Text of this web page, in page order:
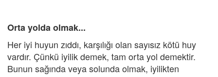
Orta yolda olmak...
Her iyi huyun zıddı, karşılığı olan sayısız kötü huy
vardır. Çünkü iyilik demek, tam orta yol demektir.
Bunun sağında veya solunda olmak, iyilikten